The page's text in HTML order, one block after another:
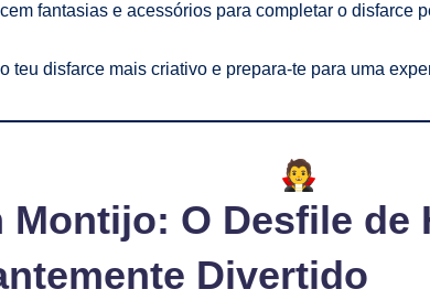
fantasias e acessórios para completar o disfarce
teu disfarce mais criativo e prepara-te para uma
Montijo: O Desfile de
Divertido